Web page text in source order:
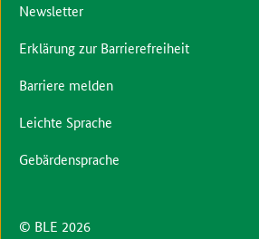
© BLE 2026
Newsletter
Erklärung zur Barrierefreiheit
Barriere melden
Leichte Sprache
Gebärdensprache